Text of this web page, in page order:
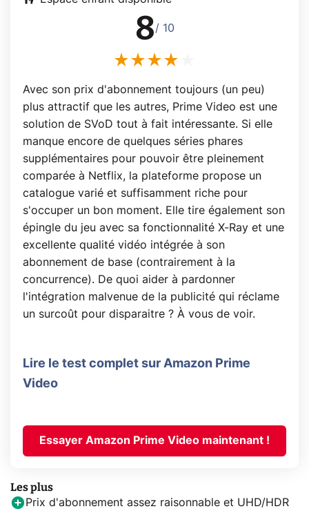
8/ 10
Avec son prix d'abonnement toujours (un peu)
plus attractif que les autres, Prime Video est une
solution de SVoD tout à fait intéressante. Si elle
manque encore de quelques séries phares
supplémentaires pour pouvoir être pleinement
comparée à Netflix, la plateforme propose un
catalogue varié et suffisamment riche pour
s'occuper un bon moment. Elle tire également son
épingle du jeu avec sa fonctionnalité X-Ray et une
excellente qualité vidéo intégrée à son
abonnement de base (contrairement à la
concurrence). De quoi aider à pardonner
l'intégration malvenue de la publicité qui réclame
un surcoût pour disparaitre ? À vous de voir.
Lire le test complet sur Amazon Prime
Video
Essayer Amazon Prime Video maintenant !
Les plus
Prix d'abonnement assez raisonnable et UHD/HDR